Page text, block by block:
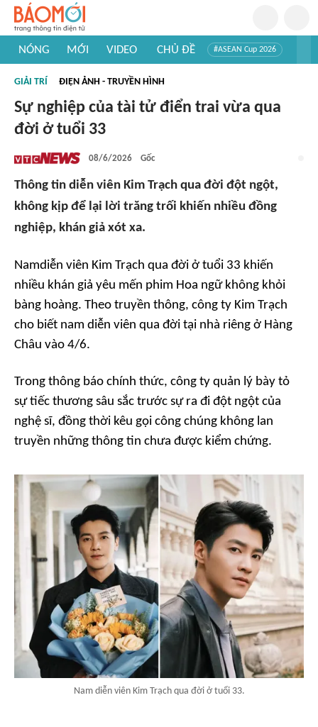
NÓNG MỚI VIDEO CHỦ ĐỀ #ASEAN Cup 2026
#Khám phá thế giới
GIẢI TRÍ ĐIỆN ẢNH - TRUYỀN HÌNH
Sự nghiệp của tài tử điển trai vừa qua
đời ở tuổi 33
08/6/2026 Gốc
Thông tin diễn viên Kim Trạch qua đời đột ngột,
không kịp để lại lời trăng trối khiến nhiều đồng
nghiệp, khán giả xót xa.
Namdiễn viên Kim Trạch qua đời ở tuổi 33 khiến
nhiều khán giả yêu mến phim Hoa ngữ không khỏi
bàng hoàng. Theo truyền thông, công ty Kim Trạch
cho biết nam diễn viên qua đời tại nhà riêng ở Hàng
Châu vào 4/6.
Trong thông báo chính thức, công ty quản lý bày tỏ
sự tiếc thương sâu sắc trước sự ra đi đột ngột của
nghệ sĩ, đồng thời kêu gọi công chúng không lan
truyền những thông tin chưa được kiểm chứng.
Nam diễn viên Kim Trạch qua đời ở tuổi 33.